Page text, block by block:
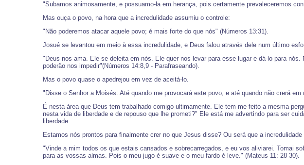
"Subamos animosamente, e possuamo-la em herança, pois certamente prevaleceremos
Mas ouça o povo, na hora que a incredulidade assumiu o controle:
"Não poderemos atacar aquele povo; é mais forte do que nós" (Números 13:31).
Josué se levantou em meio à essa incredulidade, e Deus falou através dele num último
"Deus nos ama. Ele se deleita em nós. Ele quer nos levar para esse lugar e dá-lo para
poderão nos impedir"(Números 14:8,9 - Parafraseando).
Mas o povo quase o apedrejou em vez de aceitá-lo.
"Disse o Senhor a Moisés: Até quando me provocará este povo, e até quando não crerá em
É nesta área que Deus tem trabalhado comigo ultimamente. Ele tem me feito a mesma
nesta vida de liberdade e de repouso que lhe prometi?" Ele está me advertindo para ser
liberdade.
Estamos nós prontos para finalmente crer no que Jesus disse? Ou será que a
"Vinde a mim todos os que estais cansados e sobrecarregados, e eu vos aliviarei. Tomai
para as vossas almas. Pois o meu jugo é suave e o meu fardo é leve." (Mateus 11: 28-30).